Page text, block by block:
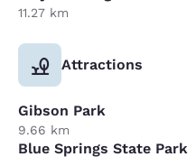
11.27 km
Attractions
Gibson Park
9.66 km
Blue Springs State Park